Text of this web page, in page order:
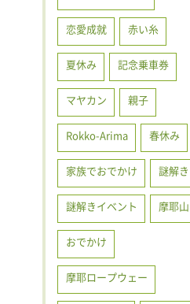
恋愛成就 赤い糸
夏休み 記念乗車券
マヤカン 親子
Rokko-Arima 春休み
家族でおでかけ 謎解き
謎解きイベント 摩耶山
おでかけ
摩耶ロープウェー